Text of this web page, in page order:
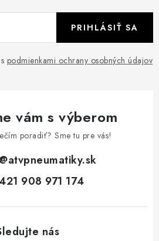
podmienkami ochrany osobných údajov
PRIHLÁSIŤ SA
vám s výberom
poradiť? Sme tu pre vás!
@atvpneumatiky.sk
908 971 174